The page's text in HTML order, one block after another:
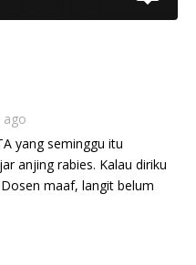
ago
yang seminggu itu
anjing rabies. Kalau diriku
maaf, langit belum